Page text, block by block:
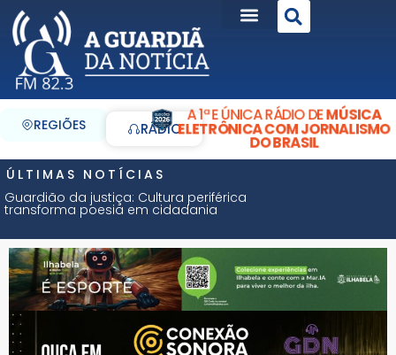
REGIÕES RÁDIO
A 1ª E ÚNICA RÁDIO DEMÚSICA
ELETRÔNICA COM JORNALISMO
DO BRASIL
ÚLTIMAS NOTÍCIAS
Guardião da justiça: Cultura periférica
transforma poesia em cidadania